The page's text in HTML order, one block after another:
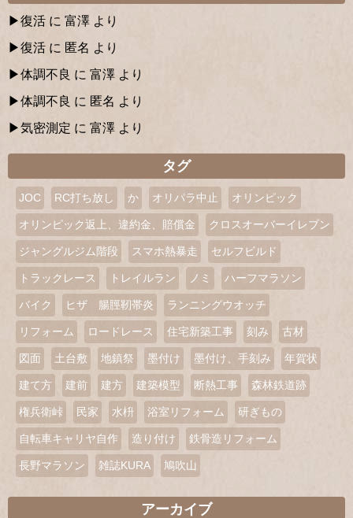
復活 に 富澤 より
復活 に 匿名 より
体調不良 に 富澤 より
体調不良 に 匿名 より
気密測定 に 富澤 より
タグ
JOC RC打ち放し か オリパラ中止 オリンピック
オリンピック返上、違約金、賠償金 クロスオーバーイレブン
ジャングルジム階段 スマホ熱暴走 セルフビルド
トラックレース トレイルラン ノミ ハーフマラソン
バイク ヒザ 腸脛靭帯炎 ランニングウオッチ
リフォーム ロードレース 住宅新築工事 刻み 古材
図面 土台敷 地鎮祭 墨付け 墨付け、手刻み 年賀状
建て方 建前 建方 建築模型 断熱工事 森林鉄道跡
権兵衛峠 民家 水枡 浴室リフォーム 研ぎもの
自転車キャリヤ自作 造り付け 鉄骨造リフォーム
長野マラソン 雑誌KURA 鳩吹山
アーカイブ